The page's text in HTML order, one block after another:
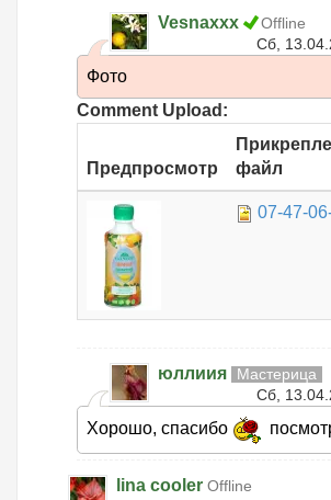
Vesnaxxx
Offline
Сб,
Фото
Comment Upload:
Предпросмотр
файл
07-47-
юллиия Мастерица
Сб,
Хорошо, спасибо
lina cooler Offline